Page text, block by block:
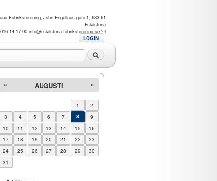
Fabriksförening, John Engellaus gata 1, 633 61
Eskilstuna
14 17 00 info@eskilstuna-fabriksforening.se
Sök
LOGIN
AUGUSTI
« »
1
2
3
4 5 6 7 8
9
10
11 12 13 14 15
16
17
18 19 20 21 22
23
24
25 26 27 28 29
30
31